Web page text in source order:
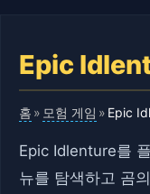
Epic
홈 » 모험 게임 » Epic
Epic Idlenture를
뉴를 탐색하고 곰